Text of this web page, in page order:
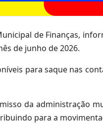
de Finanças,
de junho de 2026.
para saque nas
da administração
para a